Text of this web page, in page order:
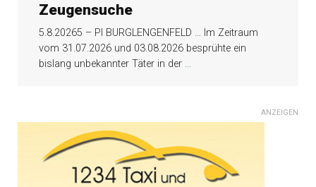
Zeugensuche
5.8.20265 – PI BURGLENGENFELD … Im Zeitraum
vom 31.07.2026 und 03.08.2026 besprühte ein
bislang unbekannter Täter in der ...
ANZEIGEN